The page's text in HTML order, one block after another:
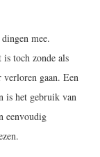
mee.
toch zonde als
gaan. Een
is het gebruik van
eenvoudig